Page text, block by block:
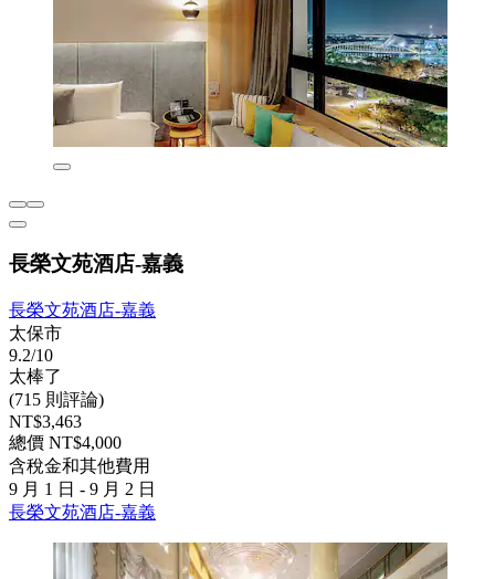
長榮文苑酒店-嘉義
長榮文苑酒店-嘉義
太保市
9.2/10
太棒了
(715 則評論)
NT$3,463
總價 NT$4,000
含稅金和其他費用
9 月 1 日 - 9 月 2 日
長榮文苑酒店-嘉義